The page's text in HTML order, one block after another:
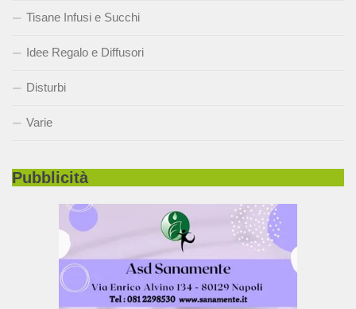
Tisane Infusi e Succhi
Idee Regalo e Diffusori
Disturbi
Varie
Pubblicità